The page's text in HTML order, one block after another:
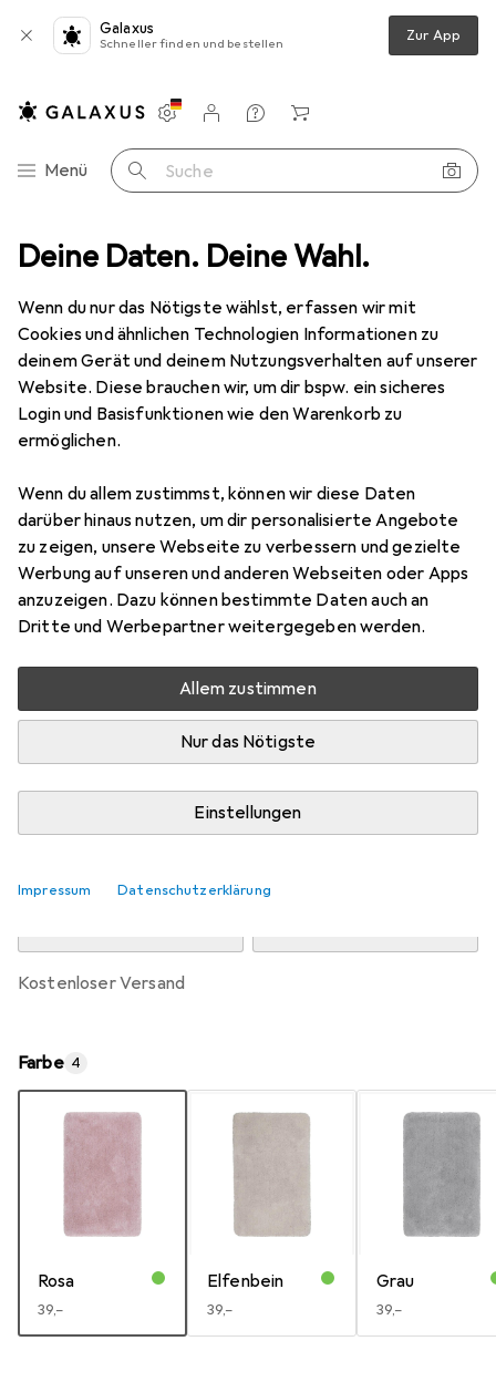
Deine Daten. Deine Wahl.
Wenn du nur das Nötigste wählst, erfassen wir mit
Cookies und ähnlichen Technologien Informationen zu
deinem Gerät und deinem Nutzungsverhalten auf unserer
Website. Diese brauchen wir, um dir bspw. ein sicheres
Login und Basisfunktionen wie den Warenkorb zu
ermöglichen.
Wenn du allem zustimmst, können wir diese Daten
darüber hinaus nutzen, um dir personalisierte Angebote
zu zeigen, unsere Webseite zu verbessern und gezielte
Werbung auf unseren und anderen Webseiten oder Apps
anzuzeigen. Dazu können bestimmte Daten auch an
Dritte und Werbepartner weitergegeben werden.
Allem zustimmen
Nur das Nötigste
Einstellungen
Impressum Datenschutzerklärung
Galaxus
Schneller finden und bestellen Zur App
Navigation nach Kategorien
Menü Suche
Einstellungen
Kundenkonto
Vergleichslisten
Merklisten
Warenkorb
Badtextilien Badteppich Homie Living Porto Azzurro
9 Bilder
Homie LivingPorto Azzurro
Preis in EUR inkl. MwSt.
EUR
39,–
11
Bewertungen Marke
Mehr von Homie Living
Zwischen Di, 11.8. und Do, 13.8. geliefert
Mehr als 10 Stück an Lager beim Drittanbieter
Lieferort angeben für genaue Lieferzeit
kostenloser Versand
Farbe 4
Rosa
EUR
39,–
Elfenbein
EUR
39,–
Grau
EUR
39,–